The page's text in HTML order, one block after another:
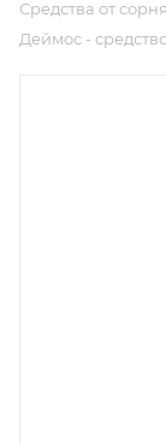
Средства от
Деймос -